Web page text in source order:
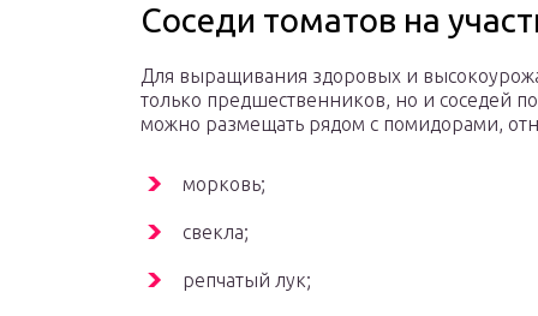
Соседи томатов на
Для выращивания здоровых и
только предшественников, но и соседей
можно размещать рядом с помидорами,
морковь;
свекла;
репчатый лук;